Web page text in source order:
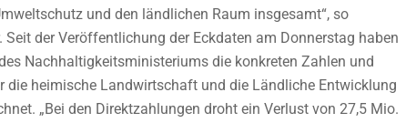
und den ländlichen Raum insgesamt“, so
Seit der Veröffentlichung der Eckdaten am Donnerstag haben
Nachhaltigkeitsministeriums die konkreten Zahlen und
die heimische Landwirtschaft und die Ländliche Entwicklung
„Bei den Direktzahlungen droht ein Verlust von 27,5 Mio.